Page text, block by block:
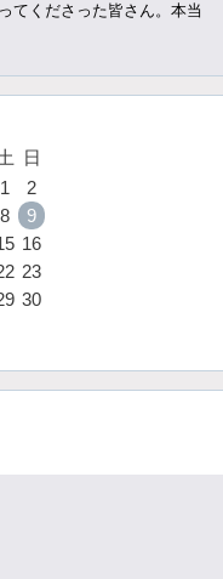
てくださった皆さん。本当
日
1
2
8
9
16
23
30